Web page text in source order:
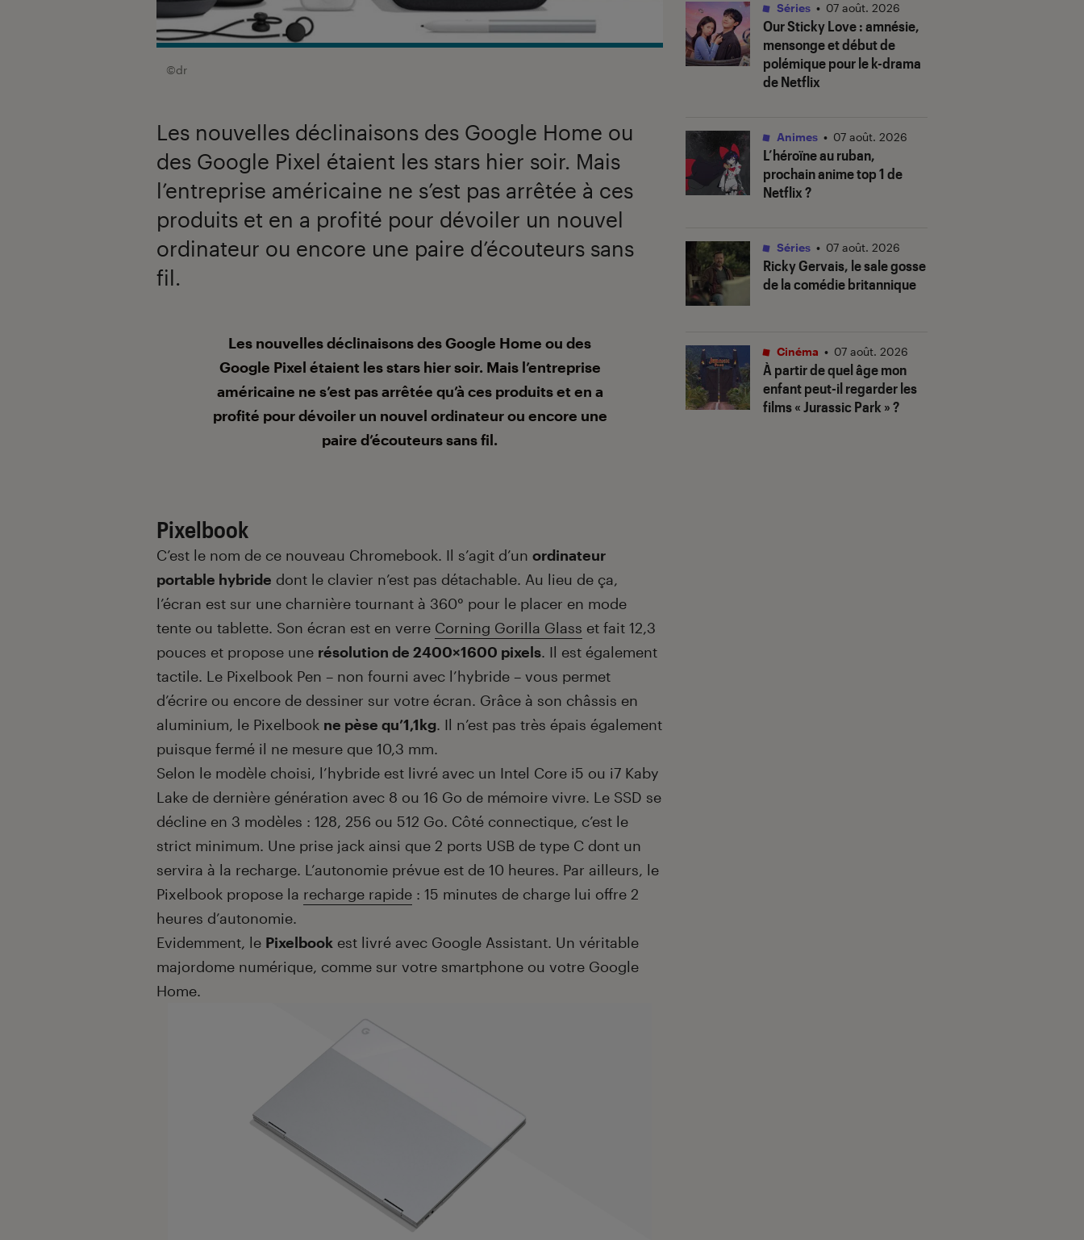
©dr
Les nouvelles déclinaisons des Google Home ou
des Google Pixel étaient les stars hier soir. Mais
l’entreprise américaine ne s’est pas arrêtée à ces
produits et en a profité pour dévoiler un nouvel
ordinateur ou encore une paire d’écouteurs sans
fil.
IntroductionLes nouvelles déclinaisons des Google Home ou des
Google Pixel étaient les stars hier soir. Mais l’entreprise
américaine ne s’est pas arrêtée qu’à ces produits et en a
profité pour dévoiler un nouvel ordinateur ou encore une
paire d’écouteurs sans fil.
Pixelbook
C’est le nom de ce nouveau Chromebook. Il s’agit d’un ordinateur
portable hybride dont le clavier n’est pas détachable. Au lieu de ça,
l’écran est sur une charnière tournant à 360° pour le placer en mode
tente ou tablette. Son écran est en verre Corning Gorilla Glass et fait 12,3
pouces et propose une résolution de 2400×1600 pixels. Il est également
tactile. Le Pixelbook Pen – non fourni avec l’hybride – vous permet
d’écrire ou encore de dessiner sur votre écran. Grâce à son châssis en
aluminium, le Pixelbook ne pèse qu’1,1kg. Il n’est pas très épais également
puisque fermé il ne mesure que 10,3 mm.
Selon le modèle choisi, l’hybride est livré avec un Intel Core i5 ou i7 Kaby
Lake de dernière génération avec 8 ou 16 Go de mémoire vivre. Le SSD se
décline en 3 modèles : 128, 256 ou 512 Go. Côté connectique, c’est le
strict minimum. Une prise jack ainsi que 2 ports USB de type C dont un
servira à la recharge. L’autonomie prévue est de 10 heures. Par ailleurs, le
Pixelbook propose la recharge rapide : 15 minutes de charge lui offre 2
heures d’autonomie.
Evidemment, le Pixelbook est livré avec Google Assistant. Un véritable
majordome numérique, comme sur votre smartphone ou votre Google
Home.
Our Sticky Love: amnésie,
mensonge et début de
polémique pour le k-drama
de Netflix
Séries • 07 août. 2026
L’héroïne au ruban,
prochain anime top 1 de
Netflix ?
Animes • 07 août. 2026
Ricky Gervais, le sale gosse
de la comédie britannique
Séries • 07 août. 2026
À partir de quel âge mon
enfant peut-il regarder les
films « Jurassic Park » ?
Cinéma • 07 août. 2026